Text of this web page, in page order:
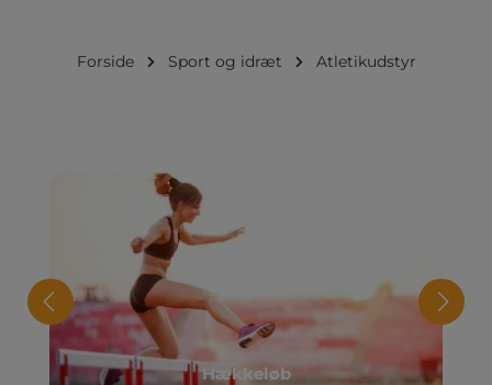
Forside Sport og idræt Atletikudstyr
Hækkeløb